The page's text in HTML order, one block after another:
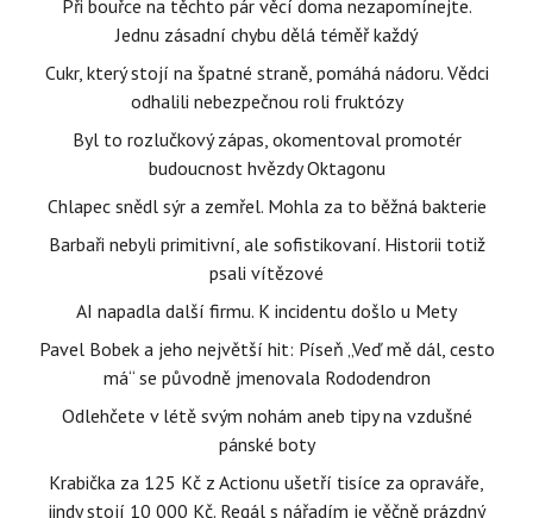
Při bouřce na těchto pár věcí doma nezapomínejte.
Jednu zásadní chybu dělá téměř každý
Cukr, který stojí na špatné straně, pomáhá nádoru. Vědci
odhalili nebezpečnou roli fruktózy
Byl to rozlučkový zápas, okomentoval promotér
budoucnost hvězdy Oktagonu
Chlapec snědl sýr a zemřel. Mohla za to běžná bakterie
Barbaři nebyli primitivní, ale sofistikovaní. Historii totiž
psali vítězové
AI napadla další firmu. K incidentu došlo u Mety
Pavel Bobek a jeho největší hit: Píseň „Veď mě dál, cesto
má“ se původně jmenovala Rododendron
Odlehčete v létě svým nohám aneb tipy na vzdušné
pánské boty
Krabička za 125 Kč z Actionu ušetří tisíce za opraváře,
jindy stojí 10 000 Kč. Regál s nářadím je věčně prázdný